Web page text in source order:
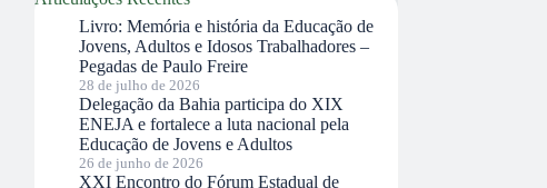
Livro: Memória e história da Educação de
Jovens, Adultos e Idosos Trabalhadores –
Pegadas de Paulo Freire
28 de julho de 2026
Delegação da Bahia participa do XIX
ENEJA e fortalece a luta nacional pela
Educação de Jovens e Adultos
26 de junho de 2026
XXI Encontro do Fórum Estadual de